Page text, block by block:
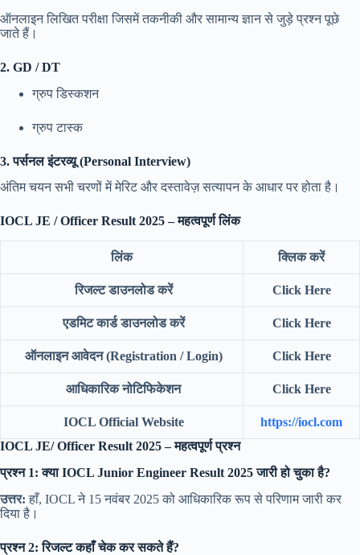
ऑनलाइन लिखित परीक्षा जिसमें तकनीकी और सामान्य ज्ञान से जुड़े प्रश्न पूछे
जाते हैं।
2. GD / DT
ग्रुप डिस्कशन
ग्रुप टास्क
3. पर्सनल इंटरव्यू (Personal Interview)
अंतिम चयन सभी चरणों में मेरिट और दस्तावेज़ सत्यापन के आधार पर होता है।
IOCL JE / Officer Result 2025 – महत्वपूर्ण लिंक
लिंक क्लिक करें
रिजल्ट डाउनलोड करें Click Here
एडमिट कार्ड डाउनलोड करें Click Here
ऑनलाइन आवेदन (Registration / Login) Click Here
आधिकारिक नोटिफिकेशन Click Here
IOCL Official Website
https://iocl.com
IOCL JE/ Officer Result 2025 – महत्वपूर्ण प्रश्न
प्रश्न 1: क्या IOCL Junior Engineer Result 2025 जारी हो चुका है?
उत्तर: हाँ, IOCL ने 15 नवंबर 2025 को आधिकारिक रूप से परिणाम जारी कर
दिया है।
प्रश्न 2: रिजल्ट कहाँ चेक कर सकते हैं?